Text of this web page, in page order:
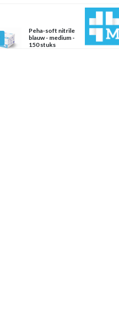
Peha-soft nitrile
blauw - medium -
150 stuks